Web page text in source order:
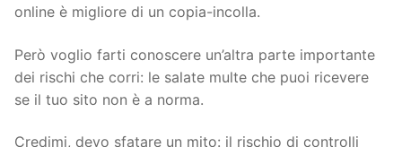
online è migliore di un copia-incolla.
Però voglio farti conoscere un’altra parte importante
dei rischi che corri: le salate multe che puoi ricevere
se il tuo sito non è a norma.
Credimi, devo sfatare un mito: il rischio di controlli